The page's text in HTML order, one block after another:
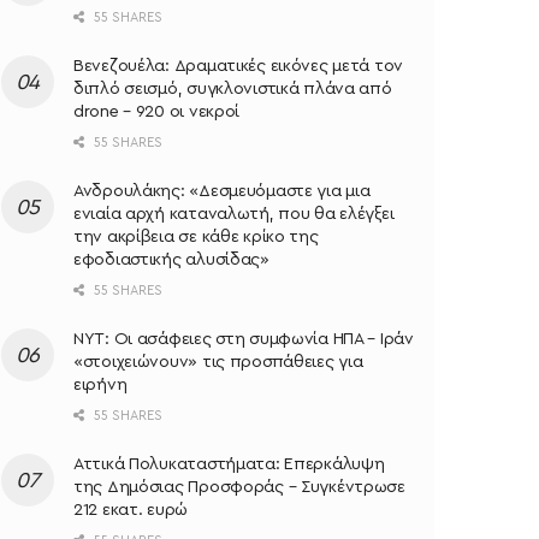
55 SHARES
Βενεζουέλα: Δραματικές εικόνες μετά τον
διπλό σεισμό, συγκλονιστικά πλάνα από
drone – 920 οι νεκροί
55 SHARES
Ανδρουλάκης: «Δεσμευόμαστε για μια
ενιαία αρχή καταναλωτή, που θα ελέγξει
την ακρίβεια σε κάθε κρίκο της
εφοδιαστικής αλυσίδας»
55 SHARES
NYT: Οι ασάφειες στη συμφωνία ΗΠΑ – Ιράν
«στοιχειώνουν» τις προσπάθειες για
ειρήνη
55 SHARES
Αττικά Πολυκαταστήματα: Επερκάλυψη
της Δημόσιας Προσφοράς – Συγκέντρωσε
212 εκατ. ευρώ